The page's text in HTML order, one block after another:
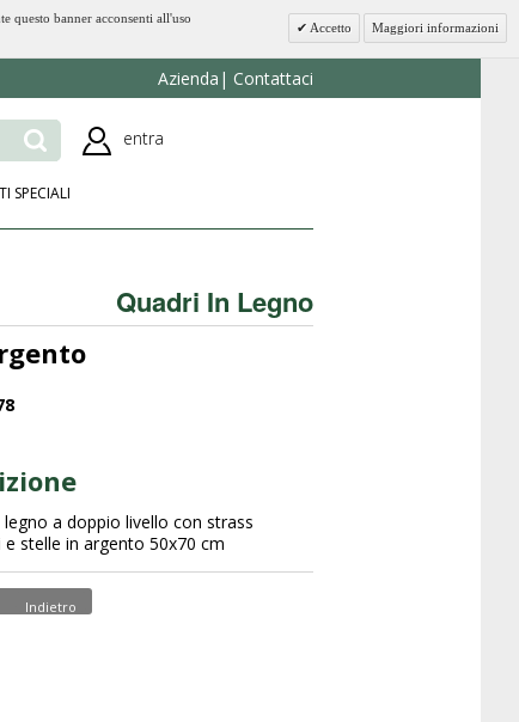
questo banner acconsenti all'uso
Accetto Maggiori informazioni
Azienda Contattaci
entra
SPECIALI
Quadri In Legno
a doppio livello con strass
e stelle in argento 50x70 cm
Indietro